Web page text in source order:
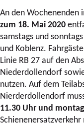
An den Wochenenden
zum 18. Mai 2020
samstags und
und Koblenz.
Linie RB 27 auf den
Niederdollendorf
nutzen. Auf dem
Nierderdollendorf
11.30 Uhr und
Schienenersatzverkehr